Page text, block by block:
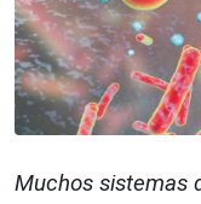
Muchos sistemas